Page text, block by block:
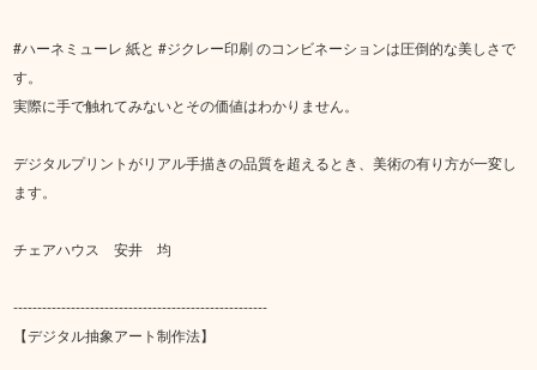
#ハーネミューレ 紙と #ジクレー印刷 のコンビネーションは圧倒的な美しさで
す。
実際に手で触れてみないとその価値はわかりません。
デジタルプリントがリアル手描きの品質を超えるとき、美術の有り方が一変し
ます。
チェアハウス 安井 均
-----------------------------------------------------
【デジタル抽象アート制作法】